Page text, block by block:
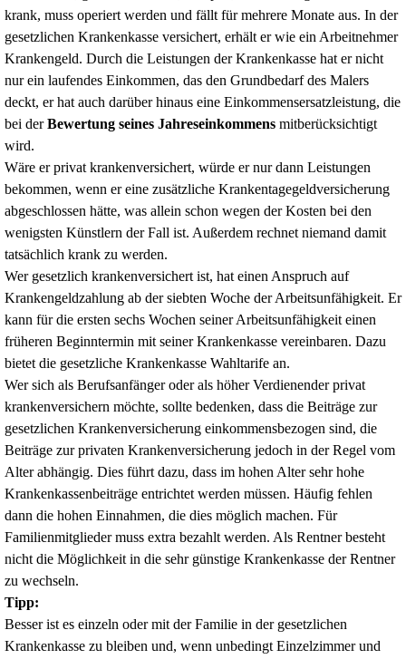
krank, muss operiert werden und fällt für mehrere Monate aus. In der
gesetzlichen Krankenkasse versichert, erhält er wie ein Arbeitnehmer
Krankengeld. Durch die Leistungen der Krankenkasse hat er nicht
nur ein laufendes Einkommen, das den Grundbedarf des Malers
deckt, er hat auch darüber hinaus eine Einkommensersatzleistung, die
bei derBewertung seines Jahreseinkommens mitberücksichtigt
wird.
Wäre er privat krankenversichert, würde er nur dann Leistungen
bekommen, wenn er eine zusätzliche Krankentagegeldversicherung
abgeschlossen hätte, was allein schon wegen der Kosten bei den
wenigsten Künstlern der Fall ist. Außerdem rechnet niemand damit
tatsächlich krank zu werden.
Wer gesetzlich krankenversichert ist, hat einen Anspruch auf
Krankengeldzahlung ab der siebten Woche der Arbeitsunfähigkeit. Er
kann für die ersten sechs Wochen seiner Arbeitsunfähigkeit einen
früheren Beginntermin mit seiner Krankenkasse vereinbaren. Dazu
bietet die gesetzliche Krankenkasse Wahltarife an.
Wer sich als Berufsanfänger oder als höher Verdienender privat
krankenversichern möchte, sollte bedenken, dass die Beiträge zur
gesetzlichen Krankenversicherung einkommensbezogen sind, die
Beiträge zur privaten Krankenversicherung jedoch in der Regel vom
Alter abhängig. Dies führt dazu, dass im hohen Alter sehr hohe
Krankenkassenbeiträge entrichtet werden müssen. Häufig fehlen
dann die hohen Einnahmen, die dies möglich machen. Für
Familienmitglieder muss extra bezahlt werden. Als Rentner besteht
nicht die Möglichkeit in die sehr günstige Krankenkasse der Rentner
zu wechseln.
Tipp:
Besser ist es einzeln oder mit der Familie in der gesetzlichen
Krankenkasse zu bleiben und, wenn unbedingt Einzelzimmer und